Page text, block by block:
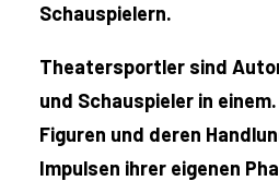
Schauspielern.
Theatersportler sind
und Schauspieler in
Figuren und deren
Impulsen ihrer eigenen